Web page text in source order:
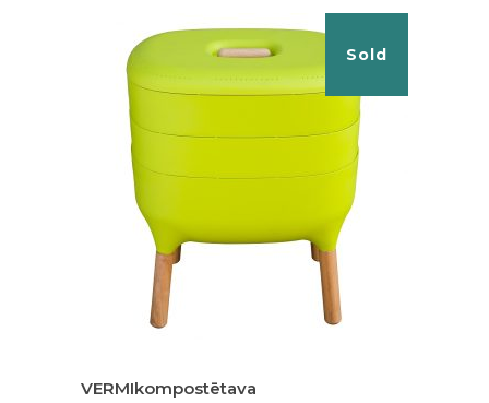
Sold
VERMIkompostētava